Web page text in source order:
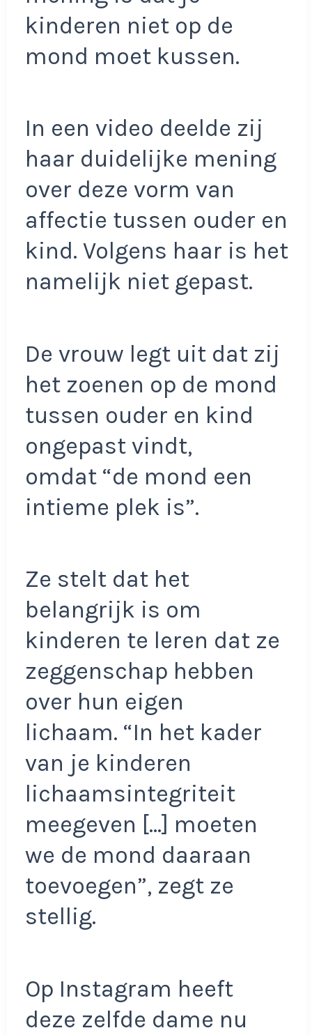
kinderen niet op de
mond moet kussen.
In een video deelde zij
haar duidelijke mening
over deze vorm van
affectie tussen ouder en
kind. Volgens haar is het
namelijk niet gepast.
De vrouw legt uit dat zij
het zoenen op de mond
tussen ouder en kind
ongepast vindt,
omdat “de mond een
intieme plek is”.
Ze stelt dat het
belangrijk is om
kinderen te leren dat ze
zeggenschap hebben
over hun eigen
lichaam. “In het kader
van je kinderen
lichaamsintegriteit
meegeven […] moeten
we de mond daaraan
toevoegen”, zegt ze
stellig.
Op Instagram heeft
deze zelfde dame nu